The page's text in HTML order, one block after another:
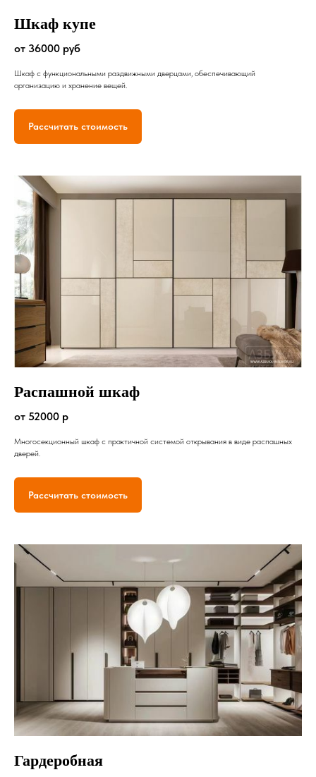
Шкаф купе
от 36000 руб
Шкаф с функциональными раздвижными дверцами, обеспечивающий
организацию и хранение вещей.
Рассчитать стоимость
Распашной шкаф
от 52000 р
Многосекционный шкаф с практичной системой открывания в виде распашных
дверей.
Рассчитать стоимость
Гардеробная